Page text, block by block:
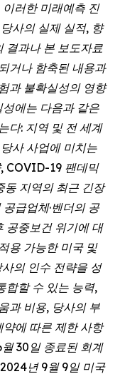
러한 미래예측 진
사의 실제 실적, 향
결과나 본 보도자료
거나 함축된 내용과
과 불확실성의 영향
에는 다음과 같은
다: 지역 및 전 세계
사 사업에 미치는
COVID-19 팬데믹
동 지역의 최근 긴장
급업체·벤더의 공
공중보건 위기에 대
용 가능한 미국 및
사의 인수 전략을 성
합할 수 있는 능력,
과 비용, 당사의 부
에 따른 제한 사항
30일 종료된 회계
년 9월 9일 미국